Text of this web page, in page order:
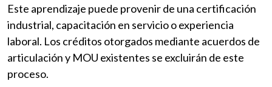
Este aprendizaje puede provenir de una certificación
industrial, capacitación en servicio o experiencia
laboral. Los créditos otorgados mediante acuerdos de
articulación y MOU existentes se excluirán de este
proceso.